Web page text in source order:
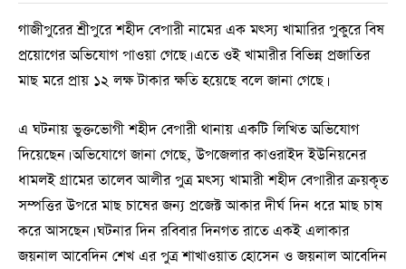
গাজীপুরের শ্রীপুরে শহীদ বেপারী নামের এক মৎস্য খামারির পুকুরে বিষ
প্রয়োগের অভিযোগ পাওয়া গেছে। এতে ওই খামারীর বিভিন্ন প্রজাতির
মাছ মরে প্রায় ১২ লক্ষ টাকার ক্ষতি হয়েছে বলে জানা গেছে।
এ ঘটনায় ভুক্তভোগী শহীদ বেপারী থানায় একটি লিখিত অভিযোগ
দিয়েছেন। অভিযোগে জানা গেছে, উপজেলার কাওরাইদ ইউনিয়নের
ধামলই গ্রামের তালেব আলীর পুত্র মৎস্য খামারী শহীদ বেপারীর ক্রয়কৃত
সম্পত্তির উপরে মাছ চাষের জন্য প্রজেক্ট আকার দীর্ঘ দিন ধরে মাছ চাষ
করে আসছেন। ঘটনার দিন রবিবার দিনগত রাতে একই এলাকার
জয়নাল আবেদিন শেখ এর পুত্র শাখাওয়াত হোসেন ও জয়নাল আবেদিন